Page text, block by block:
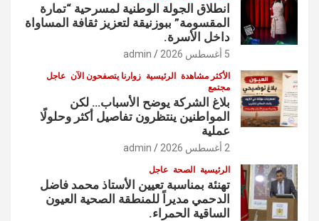
انطلاق الجولة الوطنية لمسرحية “تمارة
المقسومة” ببوزنيقة لتعزيز ثقافة المساواة
داخل الأسرة.
5 أغسطس 2026 admin
الأكثر مشاهدة الرئيسية زوارنا يتصفحون الآن عاجل
مجتمع
بلاغ الشركة يوضح الأسباب… لكن
المواطنين ينتظرون تفاصيل أكثر وحلولًا
عملية
2 أغسطس 2026 admin
الرئيسية الصحة عاجل
تهنئة بمناسبة تعيين الأستاذ محمد فاضل
الدحمي مديراً للمنطقة الصحية العيون
الساقية الحمراء.